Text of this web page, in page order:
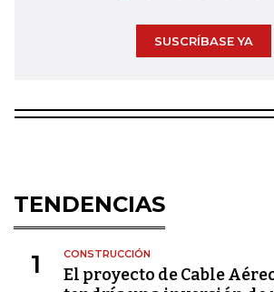
SUSCRÍBASE YA
TENDENCIAS
1 CONSTRUCCIÓN
El proyecto de Cable